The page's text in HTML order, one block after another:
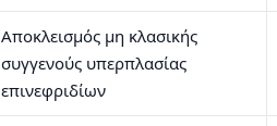
Αποκλεισμός μη κλασικής
συγγενούς υπερπλασίας
επινεφριδίων